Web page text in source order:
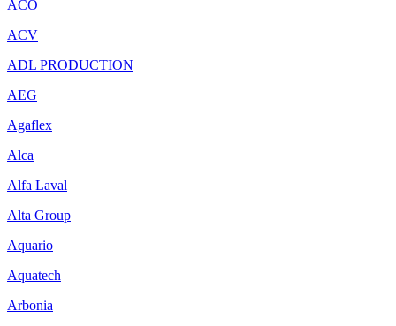
ACO
ACV
ADL PRODUCTION
AEG
Agaflex
Alca
Alfa Laval
Alta Group
Aquario
Aquatech
Arbonia